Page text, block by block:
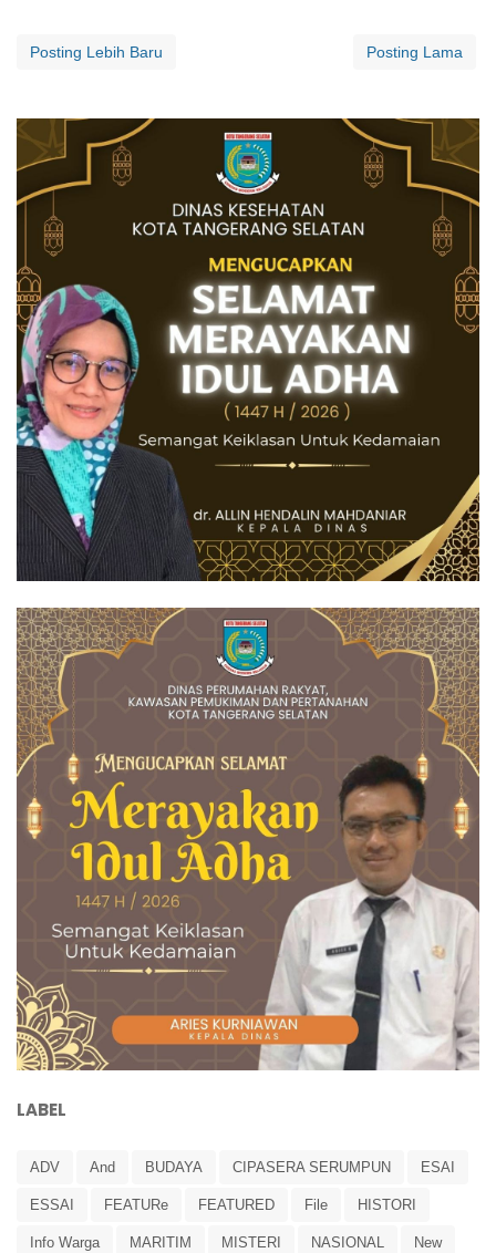
Posting Lebih Baru Posting Lama
LABEL
ADV And BUDAYA CIPASERA SERUMPUN ESAI
ESSAI FEATURe FEATURED File HISTORI
Info Warga MARITIM MISTERI NASIONAL New